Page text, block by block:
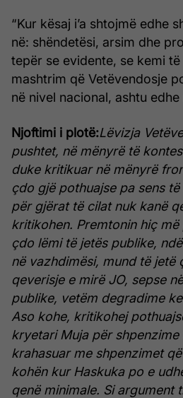
“Kur kësaj i’a shtojmë edhe
në: shëndetësi, arsim dhe
tepër se evidente, se kemi
mashtrim që Vetëvendosje
në nivel nacional, ashtu
Njoftimi i plotë:Lëvizja
pushtet, në mënyrë të
duke kritikuar në mënyrë
çdo gjë pothuajse pa sens
për gjërat të cilat nuk kanë
kritikohen. Premtonin hiç
çdo lëmi të jetës publike,
në vazhdimësi, mund të jetë
qeverisje e mirë JO, sepse
publike, vetëm degradime
Aso kohe, kritikohej
kryetari Muja për
krahasuar me shpenzimet
kohën kur Haskuka po e
qenë minimale. Si argument